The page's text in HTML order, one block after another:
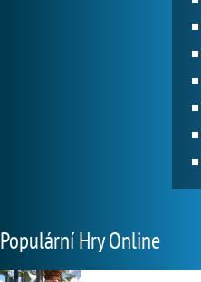
Populární Hry Online